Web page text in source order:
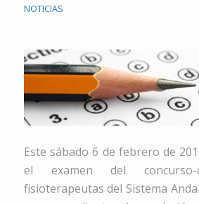
NOTICIAS
Este sábado 6 de febrero de
el examen del concurso-
fisioterapeutas del Sistema